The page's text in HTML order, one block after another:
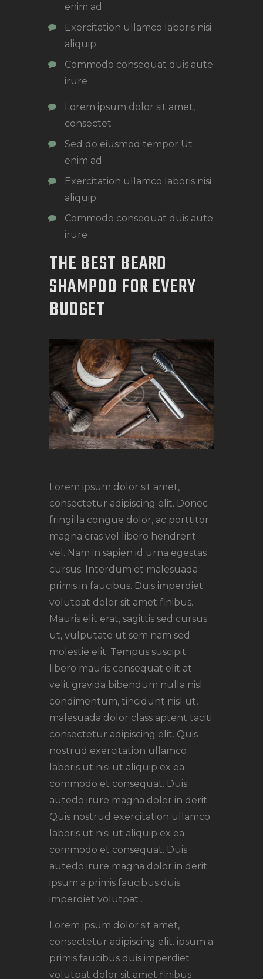
enim ad
Exercitation ullamco laboris nisi
aliquip
Commodo consequat duis aute
irure
Lorem ipsum dolor sit amet,
consectet
Sed do eiusmod tempor Ut
enim ad
Exercitation ullamco laboris nisi
aliquip
Commodo consequat duis aute
irure
THE BEST BEARD
SHAMPOO FOR EVERY
BUDGET
Lorem ipsum dolor sit amet,
consectetur adipiscing elit. Donec
fringilla congue dolor, ac porttitor
magna cras vel libero hendrerit
vel. Nam in sapien id urna egestas
cursus. Interdum et malesuada
primis in faucibus. Duis imperdiet
volutpat dolor sit amet finibus.
Mauris elit erat, sagittis sed cursus.
ut, vulputate ut sem nam sed
molestie elit. Tempus suscipit
libero mauris consequat elit at
velit gravida bibendum nulla nisl
condimentum, tincidunt nisl ut,
malesuada dolor class aptent taciti
consectetur adipiscing elit. Quis
nostrud exercitation ullamco
laboris ut nisi ut aliquip ex ea
commodo et consequat. Duis
autedo irure magna dolor in derit.
Quis nostrud exercitation ullamco
laboris ut nisi ut aliquip ex ea
commodo et consequat. Duis
autedo irure magna dolor in derit.
ipsum a primis faucibus duis
imperdiet volutpat .
Lorem ipsum dolor sit amet,
consectetur adipiscing elit. ipsum a
primis faucibus duis imperdiet
volutpat dolor sit amet finibus